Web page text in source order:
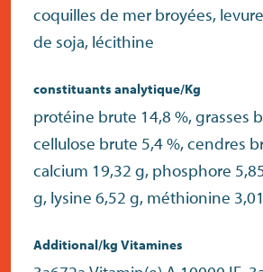
coquilles de mer broyées,
de soja, lécithine
constituants analytique/Kg
protéine brute 14,8 %, grasses
cellulose brute 5,4 %, cendres
calcium 19,32 g, phosphore
g, lysine 6,52 g, méthionine
Additional/kg Vitamines